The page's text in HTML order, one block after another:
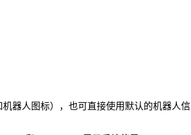
器人图标），也可直接使用默认的机器人信